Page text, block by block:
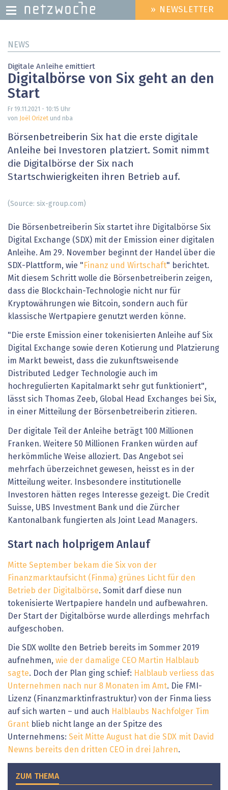
zum
HEADER
MENU
» NEWSLETTER
NEWS
Digitale Anleihe emittiert
Digitalbörse von Six geht an den
Start
Fr 19.11.2021 - 10:15 Uhr
von
Joël Orizet und nba
Börsenbetreiberin Six hat die erste digitale
Anleihe bei Investoren platziert. Somit nimmt
die Digitalbörse der Six nach
Startschwierigkeiten ihren Betrieb auf.
(Source: six-group.com)
Die Börsenbetreiberin Six startet ihre Digitalbörse Six
Digital Exchange (SDX) mit der Emission einer digitalen
Anleihe. Am 29. November beginnt der Handel über die
SDX-Plattform, wie " Finanz und Wirtschaft" berichtet.
Mit diesem Schritt wolle die Börsenbetreiberin zeigen,
dass die Blockchain-Technologie nicht nur für
Kryptowährungen wie Bitcoin, sondern auch für
klassische Wertpapiere genutzt werden könne.
"Die erste Emission einer tokenisierten Anleihe auf Six
Digital Exchange sowie deren Kotierung und Platzierung
im Markt beweist, dass die zukunftsweisende
Distributed Ledger Technologie auch im
hochregulierten Kapitalmarkt sehr gut funktioniert",
lässt sich Thomas Zeeb, Global Head Exchanges bei Six,
in einer Mitteilung der Börsenbetreiberin zitieren.
Der digitale Teil der Anleihe beträgt 100 Millionen
Franken. Weitere 50 Millionen Franken würden auf
herkömmliche Weise alloziert. Das Angebot sei
mehrfach überzeichnet gewesen, heisst es in der
Mitteilung weiter. Insbesondere institutionelle
Investoren hätten reges Interesse gezeigt. Die Credit
Suisse, UBS Investment Bank und die Zürcher
Kantonalbank fungierten als Joint Lead Managers.
Start nach holprigem Anlauf
Mitte September bekam die Six von der
Finanzmarktaufsicht (Finma) grünes Licht für den
Betrieb der Digitalbörse. Somit darf diese nun
tokenisierte Wertpapiere handeln und aufbewahren.
Der Start der Digitalbörse wurde allerdings mehrfach
aufgeschoben.
Die SDX wollte den Betrieb bereits im Sommer 2019
aufnehmen, wie der damalige CEO Martin Halblaub
sagte. Doch der Plan ging schief: Halblaub verliess das
Unternehmen nach nur 8 Monaten im Amt. Die FMI-
Lizenz (Finanzmarktinfrastruktur) von der Finma liess
auf sich warten – und auch Halblaubs Nachfolger Tim
Grant blieb nicht lange an der Spitze des
Unternehmens: Seit Mitte August hat die SDX mit David
Newns bereits den dritten CEO in drei Jahren.
ZUM THEMA